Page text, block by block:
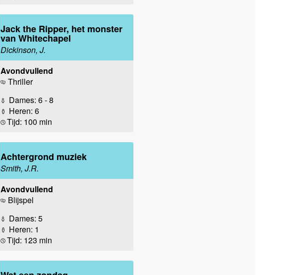
Jack the Ripper, het monster
van Whitechapel
Dickinson, J.
Avondvullend
Thriller
Dames: 6 - 8
Heren: 6
Tijd: 100 min
Achtergrond muziek
Smith, J.R.
Avondvullend
Blijspel
Dames: 5
Heren: 1
Tijd: 123 min